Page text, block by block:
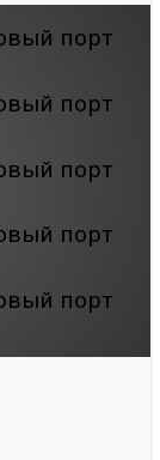
порт
порт
порт
порт
порт